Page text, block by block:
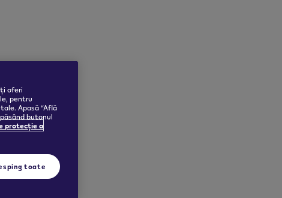
oferi
pentru
Apasă “Află
butonul
protecție a
toate